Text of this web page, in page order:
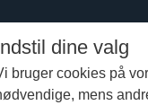
dine valg
bruger cookies på
mens
Vikingeskibsmuseet